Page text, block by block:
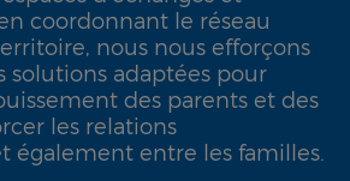
coordonnant le réseau
nous nous efforçons
solutions adaptées pour
des parents et des
les relations
également entre les familles.